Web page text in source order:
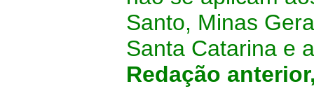
Santo, Minas
Santa Catarina e
Redação